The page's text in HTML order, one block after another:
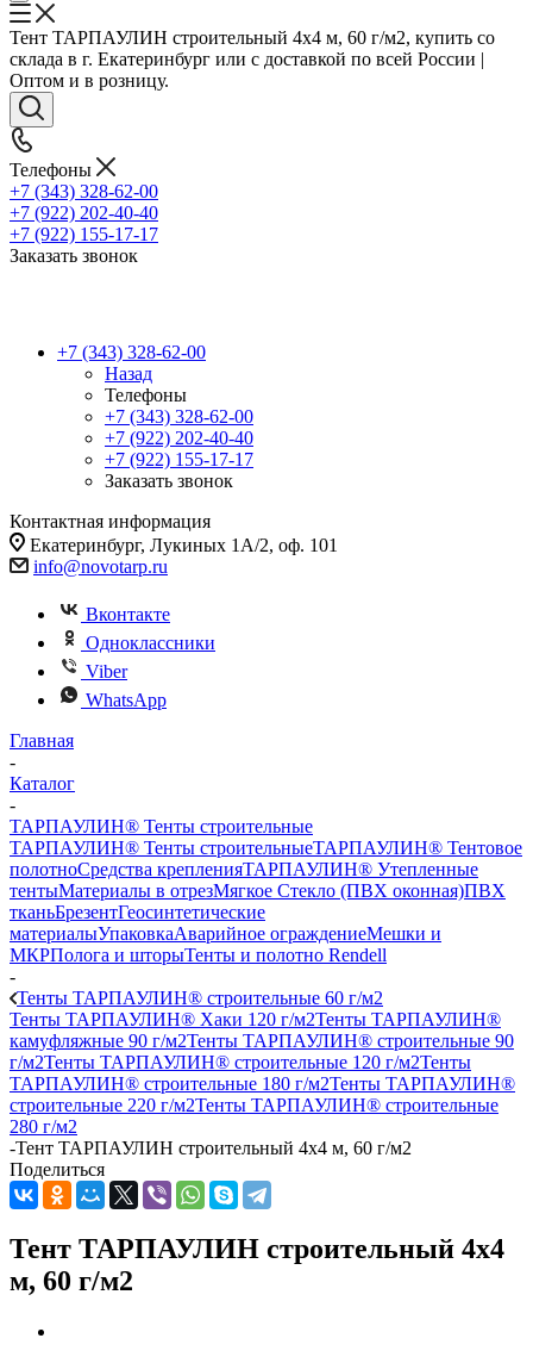
Тент ТАРПАУЛИН строительный 4х4 м, 60 г/м2, купить со
склада в г. Екатеринбург или с доставкой по всей России |
Оптом и в розницу.
Телефоны
+7 (343) 328-62-00
+7 (922) 202-40-40
+7 (922) 155-17-17
Заказать звонок
+7 (343) 328-62-00
Назад
Телефоны
+7 (343) 328-62-00
+7 (922) 202-40-40
+7 (922) 155-17-17
Заказать звонок
Контактная информация
Екатеринбург, Лукиных 1А/2, оф. 101
info@novotarp.ru
Вконтакте
Одноклассники
Viber
WhatsApp
Главная
-
Каталог
-
ТАРПАУЛИН® Тенты строительные
ТАРПАУЛИН® Тенты строительныеТАРПАУЛИН® Тентовое
полотноСредства крепленияТАРПАУЛИН® Утепленные
тентыМатериалы в отрезМягкое Стекло (ПВХ оконная)ПВХ
тканьБрезентГеосинтетические
материалыУпаковкаАварийное ограждениеМешки и
МКРПолога и шторыТенты и полотно Rendell
-
Тенты ТАРПАУЛИН® строительные 60 г/м2
Тенты ТАРПАУЛИН® Хаки 120 г/м2Тенты ТАРПАУЛИН®
камуфляжные 90 г/м2Тенты ТАРПАУЛИН® строительные 90
г/м2Тенты ТАРПАУЛИН® строительные 120 г/м2Тенты
ТАРПАУЛИН® строительные 180 г/м2Тенты ТАРПАУЛИН®
строительные 220 г/м2Тенты ТАРПАУЛИН® строительные
280 г/м2
-Тент ТАРПАУЛИН строительный 4х4 м, 60 г/м2
Поделиться
Тент ТАРПАУЛИН строительный 4х4
м, 60 г/м2